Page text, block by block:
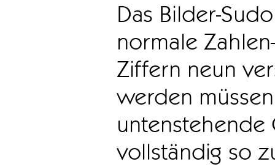
Das Bilder-
normale
Ziffern neun
werden
vollständig so